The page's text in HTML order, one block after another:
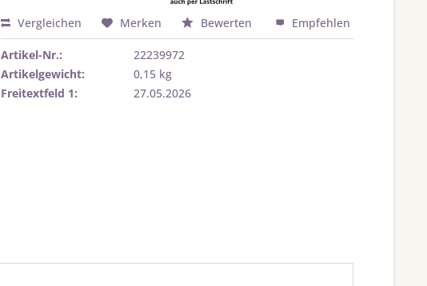
Vergleichen Merken Bewerten Empfehlen
Artikel-Nr.:
22239972
Artikelgewicht:
0,15 kg
Freitextfeld 1:
27.05.2026